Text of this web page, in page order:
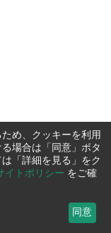
め、クッキーを利用
場合は「同意」ボタ
「詳細を見る」をク
イトポリシー をご確
同意